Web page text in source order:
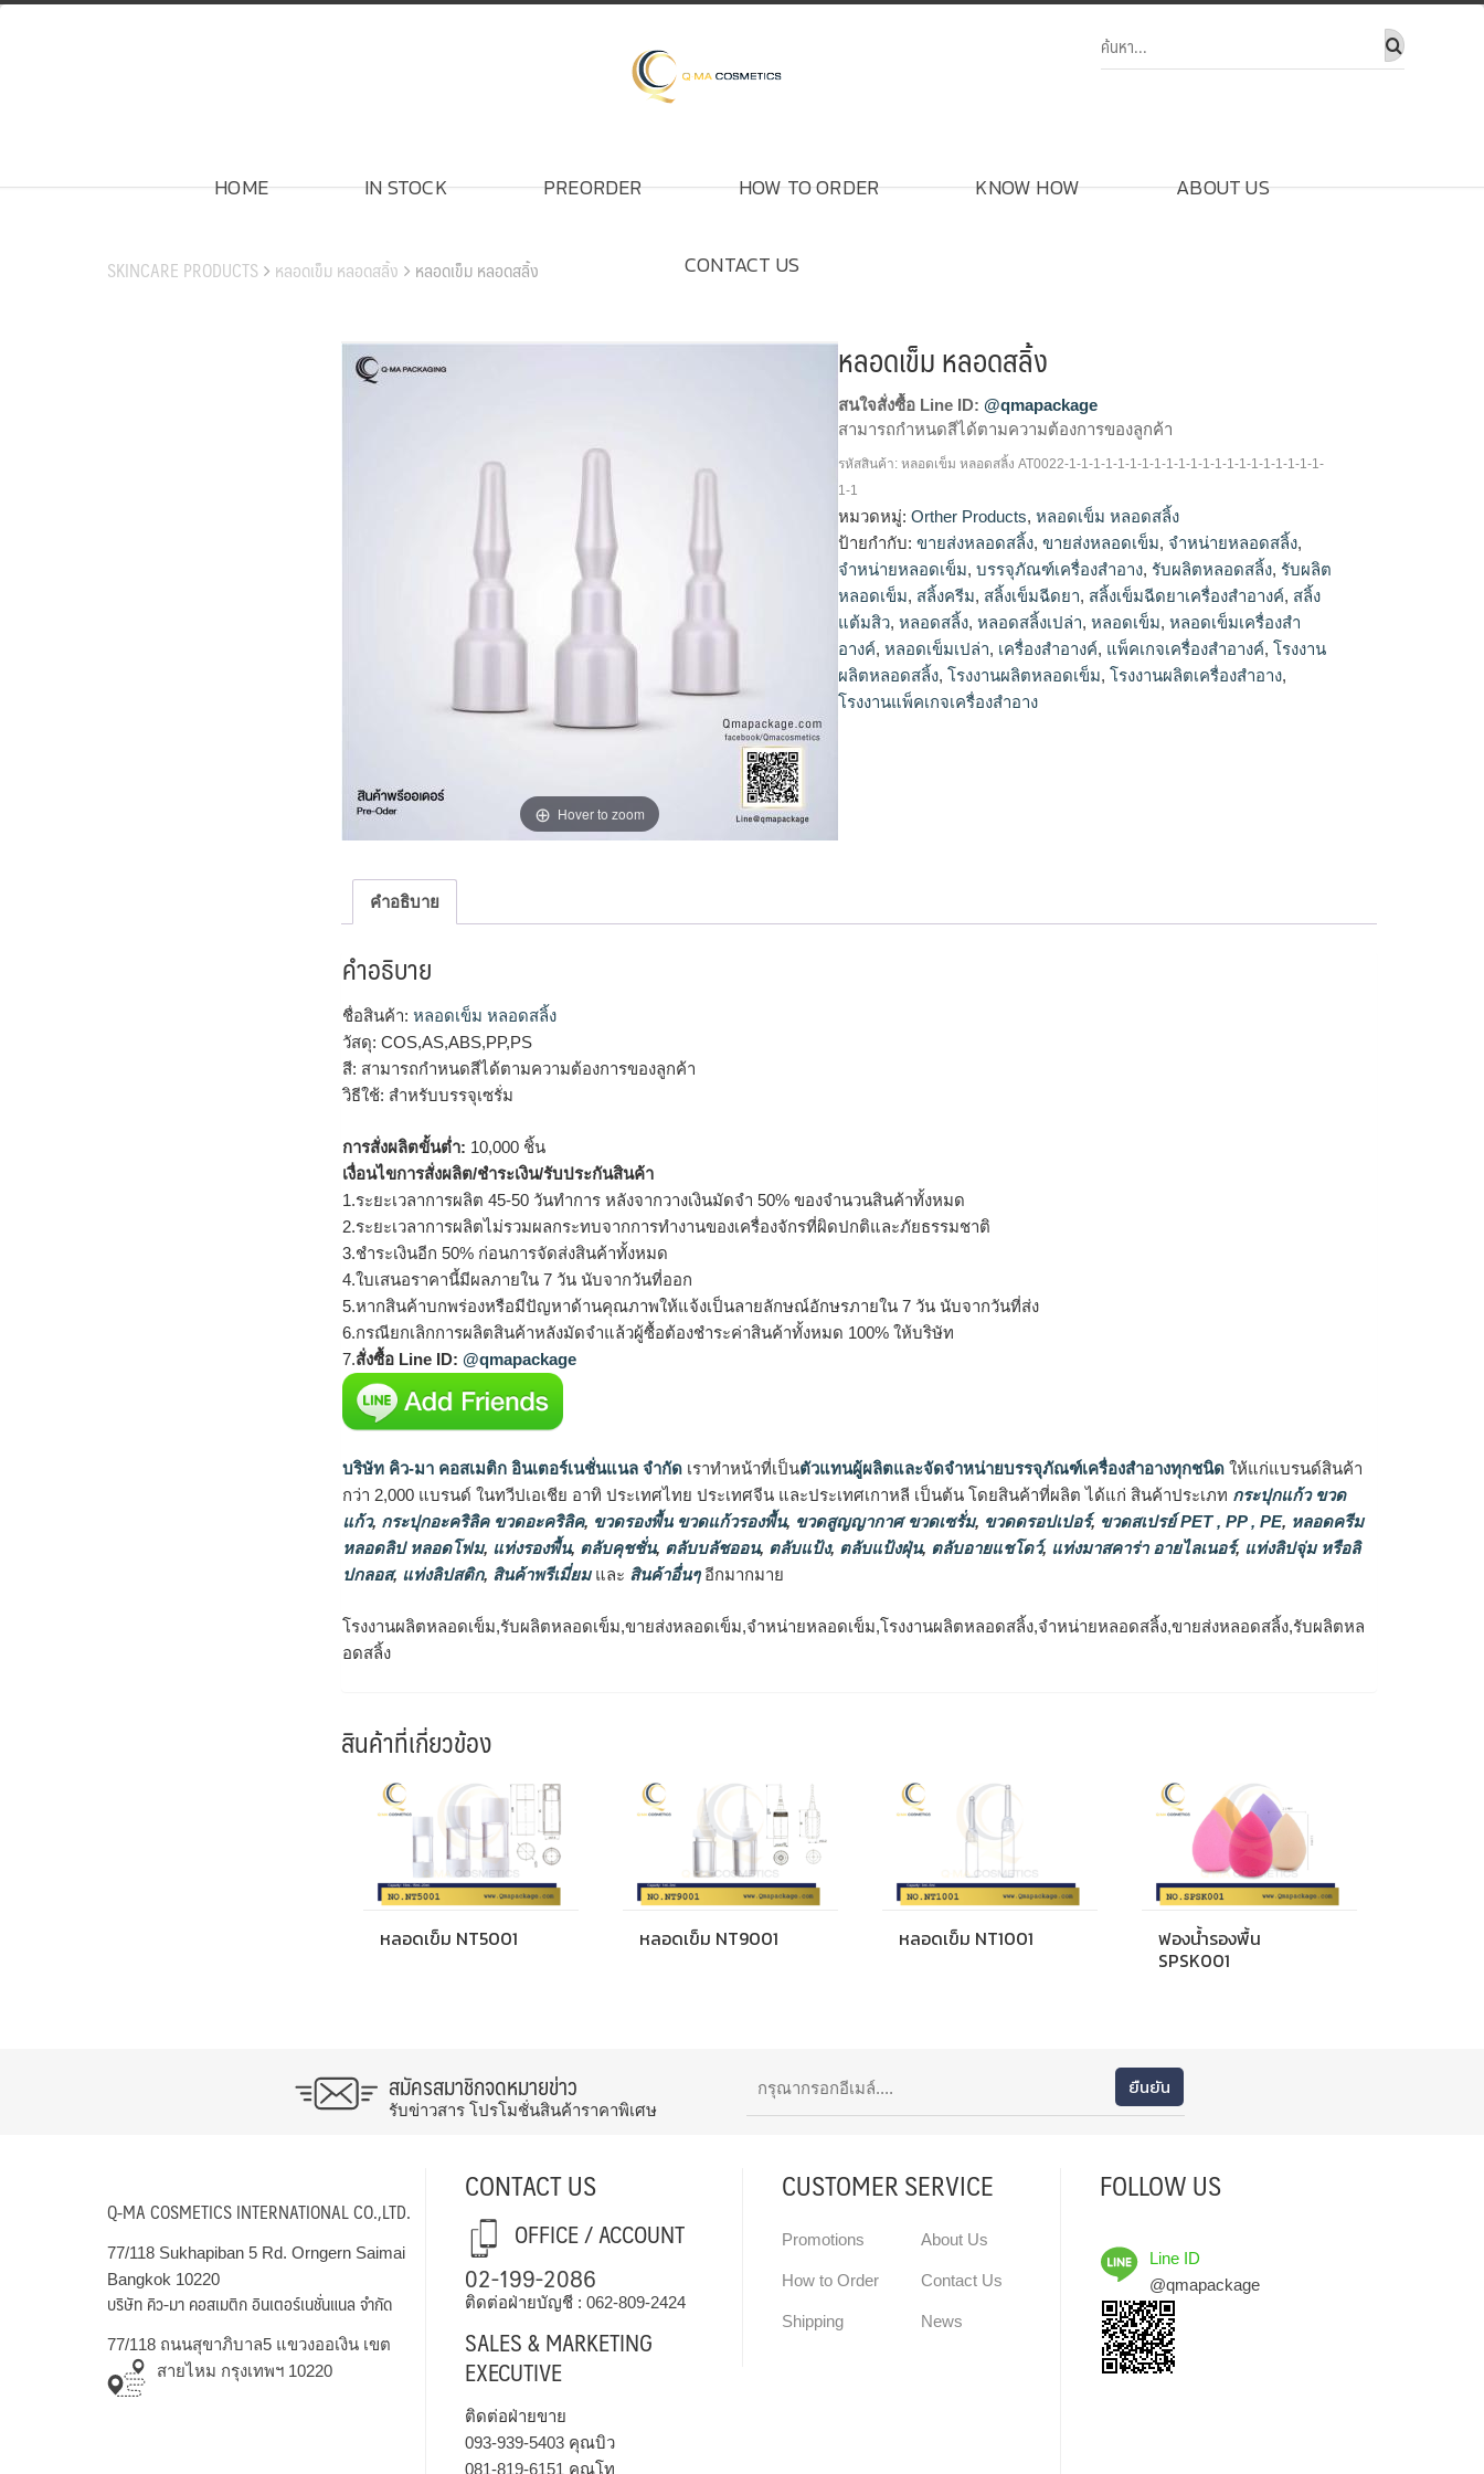
Skip
HOME IN STOCK PREORDER HOW TO ORDER KNOW HOW ABOUT US
CONTACT US
SKINCARE PRODUCTS หลอดเข็ม หลอดสลิ้ง หลอดเข็ม หลอดสลิ้ง
Hover to zoom
หลอดเข็ม หลอดสลิ้ง
สนใจสั่งซื้อ Line ID: @qmapackage
สามารถกำหนดสีได้ตามความต้องการของลูกค้า
หลอดเข็ม,โรงงานผลิตหลอดสลิ้ง,จำหน่ายหลอดสลิ้ง,ขายส่งหลอด
สลิ้ง,รับผลิตหลอดสลิ้ง
รหัสสินค้า:หลอดเข็ม หลอดสลิ้ง AT0022-1-1-1-1-1-1-1-1-1-1-1-1-1-1-1-1-1-1-1-1-1-
1-1
หมวดหมู่:Orther Products,หลอดเข็ม หลอดสลิ้ง
ป้ายกำกับ:ขายส่งหลอดสลิ้ง,ขายส่งหลอดเข็ม, จำหน่ายหลอดสลิ้ง,
จำหน่ายหลอดเข็ม,บรรจุภัณฑ์เครื่องสำอาง, รับผลิตหลอดสลิ้ง, รับผลิต
หลอดเข็ม, สลิ้งครีม, สลิ้งเข็มฉีดยา, สลิ้งเข็มฉีดยาเครื่องสำอางค์, สลิ้ง
แต้มสิว,หลอดสลิ้ง,หลอดสลิ้งเปล่า,หลอดเข็ม,หลอดเข็มเครื่องสำ
อางค์,หลอดเข็มเปล่า, เครื่องสำอางค์, แพ็คเกจเครื่องสำอางค์,โรงงาน
ผลิตหลอดสลิ้ง,โรงงานผลิตหลอดเข็ม,โรงงานผลิตเครื่องสำอาง,
โรงงานแพ็คเกจเครื่องสำอาง
คำอธิบาย
คำอธิบาย
ชื่อสินค้า: หลอดเข็ม หลอดสลิ้ง
วัสดุ: COS,AS,ABS,PP,PS
สี: สามารถกำหนดสีได้ตามความต้องการของลูกค้า
วิธีใช้: สำหรับบรรจุเซรั่ม
การสั่งผลิตขั้นต่ำ: 10,000 ชิ้น
เงื่อนไขการสั่งผลิต/ชำระเงิน/รับประกันสินค้า
1.ระยะเวลาการผลิต 45-50 วันทำการ หลังจากวางเงินมัดจำ 50% ของจำนวนสินค้าทั้งหมด
2.ระยะเวลาการผลิตไม่รวมผลกระทบจากการทำงานของเครื่องจักรที่ผิดปกติและภัยธรรมชาติ
3.ชำระเงินอีก 50% ก่อนการจัดส่งสินค้าทั้งหมด
4.ใบเสนอราคานี้มีผลภายใน 7 วัน นับจากวันที่ออก
5.หากสินค้าบกพร่องหรือมีปัญหาด้านคุณภาพให้แจ้งเป็นลายลักษณ์อักษรภายใน 7 วัน นับจากวันที่ส่ง
6.กรณียกเลิกการผลิตสินค้าหลังมัดจำแล้วผู้ซื้อต้องชำระค่าสินค้าทั้งหมด 100% ให้บริษัท
7.สั่งซื้อ Line ID: @qmapackage
บริษัท คิว-มา คอสเมติก อินเตอร์เนชั่นแนล จำกัด เราทำหน้าที่เป็นตัวแทนผู้ผลิตและจัดจำหน่ายบรรจุภัณฑ์เครื่องสำอางทุกชนิด ให้แก่แบรนด์สินค้า
กว่า 2,000 แบรนด์ ในทวีปเอเชีย อาทิ ประเทศไทย ประเทศจีน และประเทศเกาหลี เป็นต้น โดยสินค้าที่ผลิต ได้แก่ สินค้าประเภท กระปุกแก้ว ขวด
แก้ว, กระปุกอะคริลิค ขวดอะคริลิค, ขวดรองพื้น ขวดแก้วรองพื้น, ขวดสูญญากาศ ขวดเซรั่ม, ขวดดรอปเปอร์, ขวดสเปรย์ PET , PP , PE, หลอดครีม
หลอดลิป หลอดโฟม, แท่งรองพื้น, ตลับคุชชั่น, ตลับบลัชออน, ตลับแป้ง, ตลับแป้งฝุ่น, ตลับอายแชโดว์, แท่งมาสคาร่า อายไลเนอร์, แท่งลิปจุ่ม หรือลิ
ปกลอส, แท่งลิปสติก, สินค้าพรีเมี่ยมและ สินค้าอื่นๆอีกมากมาย
โรงงานผลิตหลอดเข็ม,รับผลิตหลอดเข็ม,ขายส่งหลอดเข็ม,จำหน่ายหลอดเข็ม,โรงงานผลิตหลอดสลิ้ง,จำหน่ายหลอดสลิ้ง,ขายส่งหลอดสลิ้ง,รับผลิตหล
อดสลิ้ง
สินค้าที่เกี่ยวข้อง
หลอดเข็ม NT5001 หลอดเข็ม NT9001 หลอดเข็ม NT1001
ฟองน้ำรองพื้น
SPSK001
สมัครสมาชิกจดหมายข่าว
รับข่าวสาร โปรโมชั่นสินค้าราคาพิเศษ
Q-MA COSMETICS INTERNATIONAL CO.,LTD.
77/118 Sukhapiban 5 Rd. Orngern Saimai
Bangkok 10220
บริษัท คิว-มา คอสเมติก อินเตอร์เนชั่นแนล จำกัด
77/118 ถนนสุขาภิบาล5 แขวงออเงิน เขต
สายไหม กรุงเทพฯ 10220
CONTACT US
OFFICE / ACCOUNT
02-199-2086
ติดต่อฝ่ายบัญชี : 062-809-2424
SALES & MARKETING
EXECUTIVE
ติดต่อฝ่ายขาย
093-939-5403คุณบิว
081-819-6151 คุณโท
CUSTOMER SERVICE
Promotions
How to Order
Shipping
About Us
Contact Us
News
FOLLOW US
Line ID
@qmapackage